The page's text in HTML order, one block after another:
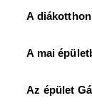
A
A mai
Az épület